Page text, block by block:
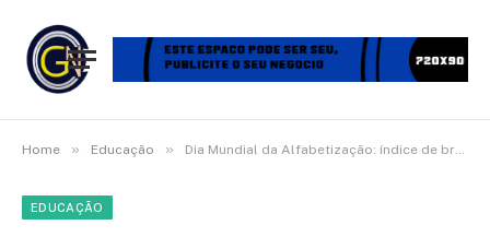
Home » Educação » Dia Mundial da Alfabetização: índice de brasileiros de 8 anos que não sabem ler e escrever dobrou de 2020 até hoje
EDUCAÇÃO